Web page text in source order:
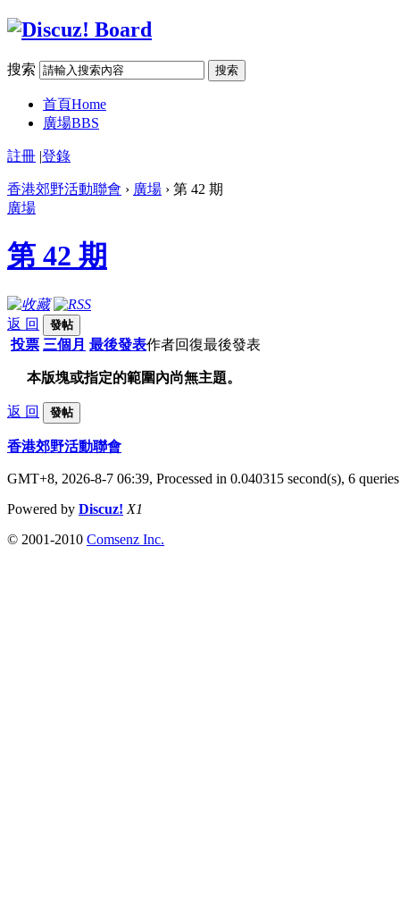
搜索 搜索
首頁Home
廣場BBS
註冊 |登錄
香港郊野活動聯會 › 廣場 › 第 42 期
廣場
第 42 期
返 回 發帖
投票 三個月 最後發表作者回復最後發表
本版塊或指定的範圍內尚無主題。
返 回 發帖
香港郊野活動聯會
GMT+8, 2026-8-7 06:39, Processed in 0.040315 second(s), 6 queries
Powered by Discuz! X1
© 2001-2010 Comsenz Inc.